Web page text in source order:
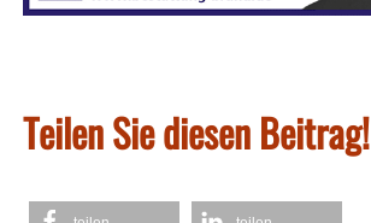
Teilen Sie diesen Beitrag!